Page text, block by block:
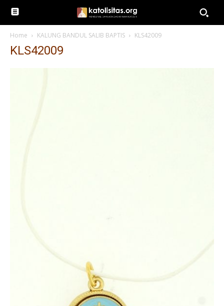
Home KALUNG BANDUL SALIB BAPTIS KLS42009
KLS42009